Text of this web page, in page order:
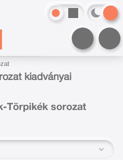
kiadványai
Törpikék sorozat